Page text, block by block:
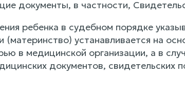
документы, в частности,
ребенка в судебном порядке
устанавливается на
в медицинской организации, а в
документов, свидетельских